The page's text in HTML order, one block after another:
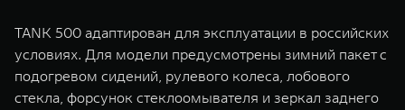
TANK 500 адаптирован для эксплуатации в российских
условиях. Для модели предусмотрены зимний пакет с
подогревом сидений, рулевого колеса, лобового
стекла, форсунок стеклоомывателя и зеркал заднего